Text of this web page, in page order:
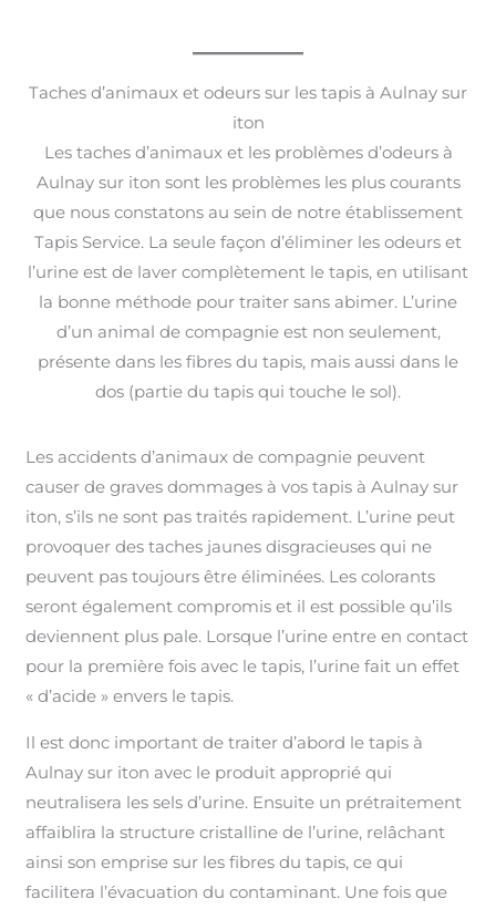
Taches d’animaux et odeurs sur les tapis à Aulnay sur
iton
Les taches d’animaux et les problèmes d’odeurs à
Aulnay sur iton sont les problèmes les plus courants
que nous constatons au sein de notre établissement
Tapis Service. La seule façon d’éliminer les odeurs et
l’urine est de laver complètement le tapis, en utilisant
la bonne méthode pour traiter sans abimer. L’urine
d’un animal de compagnie est non seulement,
présente dans les fibres du tapis, mais aussi dans le
dos (partie du tapis qui touche le sol).
Les accidents d’animaux de compagnie peuvent
causer de graves dommages à vos tapis à Aulnay sur
iton, s’ils ne sont pas traités rapidement. L’urine peut
provoquer des taches jaunes disgracieuses qui ne
peuvent pas toujours être éliminées. Les colorants
seront également compromis et il est possible qu’ils
deviennent plus pale. Lorsque l’urine entre en contact
pour la première fois avec le tapis, l’urine fait un effet
« d’acide » envers le tapis.
Il est donc important de traiter d’abord le tapis à
Aulnay sur iton avec le produit approprié qui
neutralisera les sels d’urine. Ensuite un prétraitement
affaiblira la structure cristalline de l’urine, relâchant
ainsi son emprise sur les fibres du tapis, ce qui
facilitera l’évacuation du contaminant. Une fois que